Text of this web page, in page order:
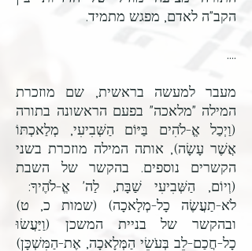
הקב"ה לאדם, מפגש מתמיד.
....
מעבר למעשה בראשית, שם מוזכרת
המילה "מלאכה" בפעם הראשונה בתורה
(וַיְכַל אֱ-לֹהִים בַּיּוֹם הַשְּׁבִיעִי, מְלַאכְתּוֹ
אֲשֶׁר עָשָׂה), אותה המילה מוזכרת בשני
הקשרים נוספים. בהקשר של השבת
(וְיוֹם, הַשְּׁבִיעִי שַׁבָּת, לַה' אֱ-לֹהֶיךָ:
לֹא-תַעֲשֶׂה כָל-מְלָאכָה) (שמות כ, ט)
ובהקשר של בניית המשכן (וַיַּעֲשׂוּ
כָל-חֲכַם-לֵב בְּעֹשֵׂי הַמְּלָאכָה, אֶת-הַמִּשְׁכָּן)